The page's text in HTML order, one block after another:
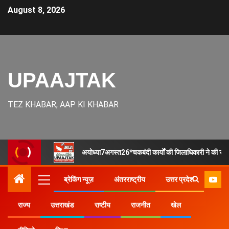
August 8, 2026
UPAAJTAK
TEZ KHABAR, AAP KI KHABAR
अयोध्या7अगस्त26*चकबंदी कार्यों की जिलाधिकारी ने की
ब्रेकिंग न्यूज़ अंतरराष्ट्रीय उत्तर प्रदेश
राज्य उत्तराखंड राष्टीय राजनीत खेल